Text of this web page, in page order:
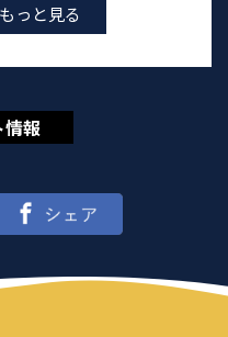
っと見る
報